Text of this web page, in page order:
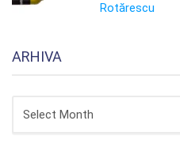
Rotărescu
ARHIVA